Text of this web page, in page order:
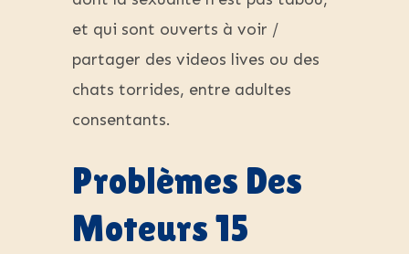
et qui sont ouverts à voir /
partager des videos lives ou des
chats torrides, entre adultes
consentants.
Problèmes Des
Moteurs 15